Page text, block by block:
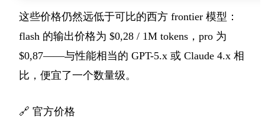
这些价格仍然远低于可比的西方 frontier 模型：
flash 的输出价格为 $0,28 / 1M tokens，pro 为
$0,87——与性能相当的 GPT-5.x 或 Claude 4.x 相
比，便宜了一个数量级。
🔗 官方价格